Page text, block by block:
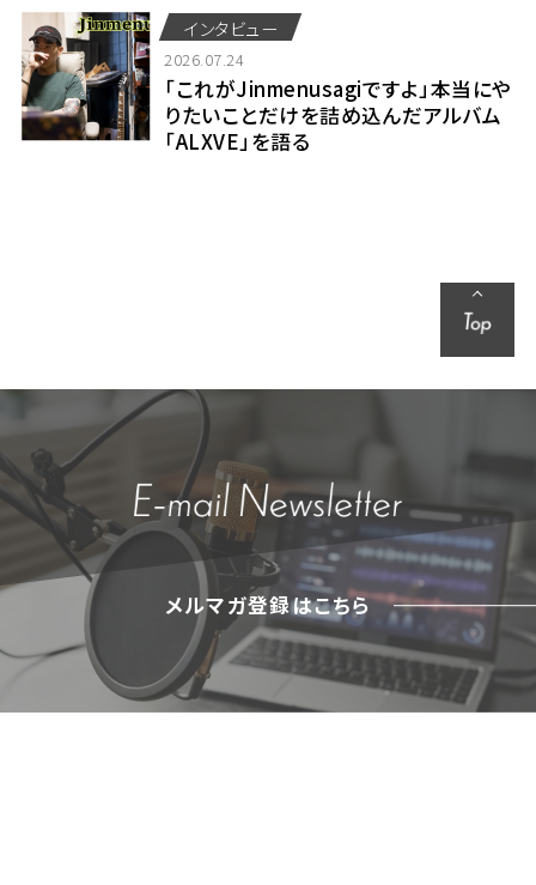
インタビュー
2026.07.24
「これがJinmenusagiですよ」本当にや
りたいことだけを詰め込んだアルバム
「ALXVE」を語る
メルマガ登録はこちら